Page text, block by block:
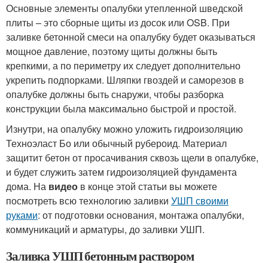
Основные элементы опалубки утепленной шведской
плиты – это сборные щиты из досок или OSB. При
заливке бетонной смеси на опалубку будет оказываться
мощное давление, поэтому щиты должны быть
крепкими, а по периметру их следует дополнительно
укрепить подпорками. Шляпки гвоздей и саморезов в
опалубке должны быть снаружи, чтобы разборка
конструкции была максимально быстрой и простой.
Изнутри, на опалубку можно уложить гидроизоляцию
Техноэласт Бо или обычный рубероид. Материал
защитит бетон от просачивания сквозь щели в опалубке,
и будет служить затем гидроизоляцией фундамента
дома. На видео в конце этой статьи вы можете
посмотреть всю технологию заливки УШП своими
руками: от подготовки основания, монтажа опалубки,
коммуникаций и арматуры, до заливки УШП.
Заливка УШП бетонным раствором